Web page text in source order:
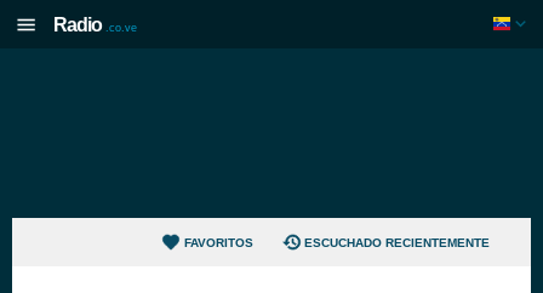
Radio .co.ve
FAVORITOS ESCUCHADO RECIENTEMENTE